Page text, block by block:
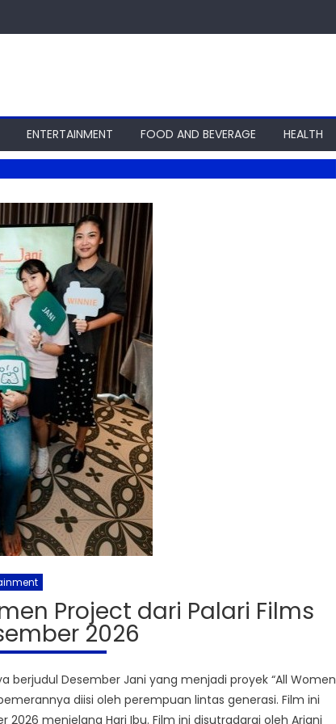
ENTERTAINMENT FOOD AND BEVERAGE HEALTH
Project dari Palari Films
2026
berjudul Desember Jani yang menjadi proyek “All Women
diisi oleh perempuan lintas generasi. Film ini
menjelang Hari Ibu. Film ini disutradarai oleh Ariani